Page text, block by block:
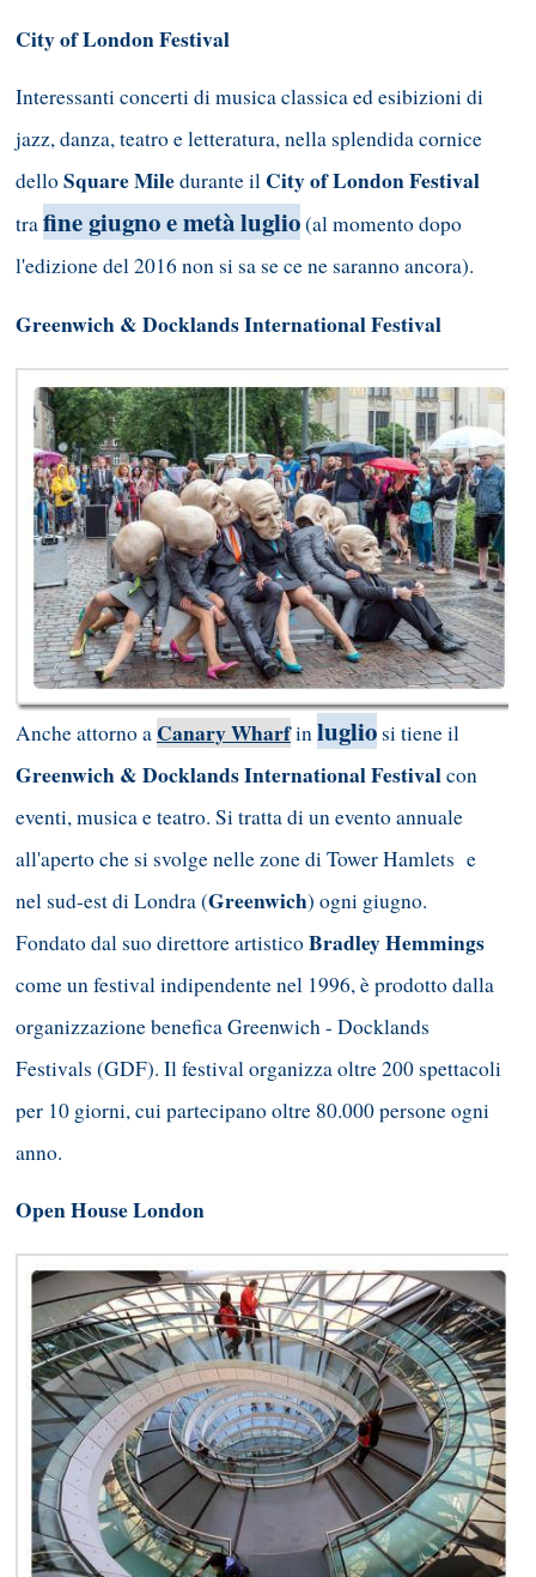
City of London Festival
Interessanti concerti di musica classica ed esibizioni di
jazz, danza, teatro e letteratura, nella splendida cornice
delloSquare Miledurante il City of London Festival
trafine giugno e metà luglio(al momento dopo
l'edizione del 2016 non si sa se ce ne saranno ancora).
Greenwich & Docklands International Festival
Anche attorno a Canary Wharfinlugliosi tiene il
Greenwich & Docklands International Festivalcon
eventi, musica e teatro. Si tratta di un evento annuale
all'aperto che si svolge nelle zone di Tower Hamlets e
nel sud-est di Londra (Greenwich) ogni giugno.
Fondato dal suo direttore artisticoBradley Hemmings
come un festival indipendente nel 1996, è prodotto dalla
organizzazione benefica Greenwich - Docklands
Festivals (GDF). Il festival organizza oltre 200 spettacoli
per 10 giorni, cui partecipano oltre 80.000 persone ogni
anno.
Open House London